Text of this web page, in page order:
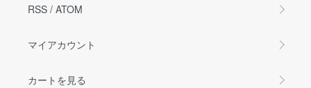
RSS / ATOM
マイアカウント
カートを見る